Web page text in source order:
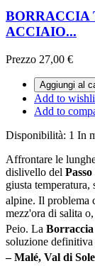
BORRACCIA
ACCIAIO...
Prezzo 27,00 €
Aggiungi al
Add to
Add to
Disponibilità: 1 In
Affrontare le
dislivello del
giusta
alpine. Il problema
mezz'ora di salita
Peio. La Borraccia
soluzione definitiva
– Malé, Val di